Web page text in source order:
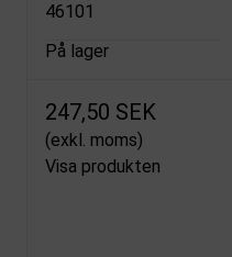
46101
På lager
247,50 SEK
(exkl. moms)
Visa produkten